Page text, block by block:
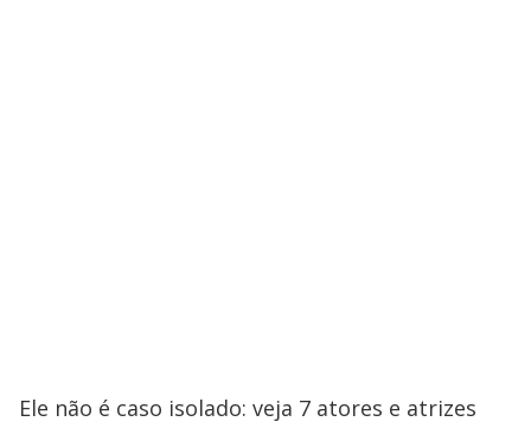
Ele não é caso isolado: veja 7 atores e atrizes